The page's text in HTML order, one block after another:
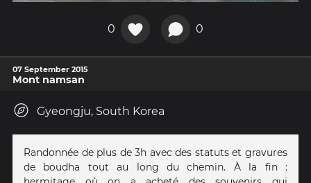
0 0
07 September 2015
Mont namsan
Gyeongju, South Korea
Randonnée de plus de 3h avec des statuts et gravures
de boudha tout au long du chemin. À la fin :